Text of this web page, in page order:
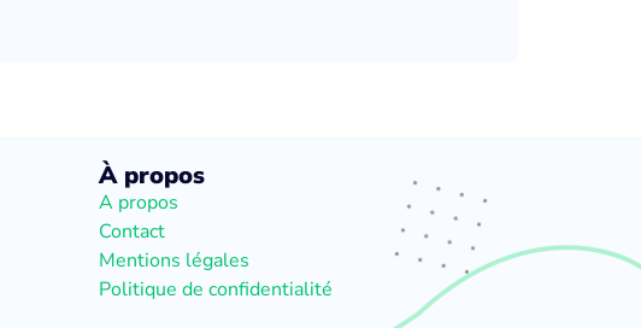
À propos
A propos
Contact
Mentions légales
Politique de confidentialité